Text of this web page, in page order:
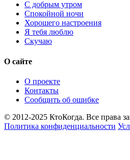
С добрым утром
Спокойной ночи
Хорошего настроения
Я тебя люблю
Скучаю
О сайте
О проекте
Контакты
Сообщить об ошибке
© 2012-2025 КтоКогда. Все права
Политика конфиденциальности